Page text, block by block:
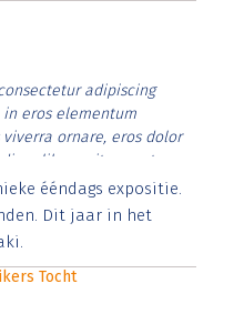
adipiscing
eros elementum
ornare, eros dolor
libero vitae erat.
cursus id rutrum lorem
tristique posuere.
ééndags expositie.
Dit jaar in het
Tocht